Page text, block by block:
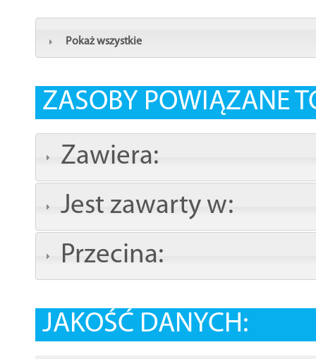
Pokaż wszystkie
ZASOBY POWIĄZANE
Zawiera:
Jest zawarty w:
Przecina:
JAKOŚĆ DANYCH: